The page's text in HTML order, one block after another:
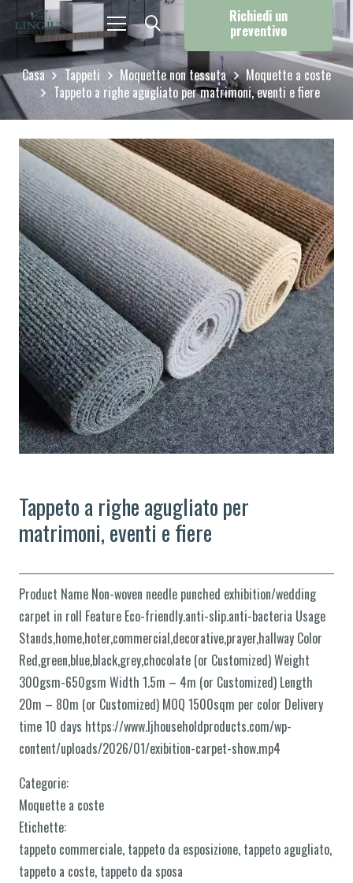
Richiedi un
preventivo
Casa Tappeti Moquette non tessuta
Moquette a coste
Tappeto a righe agugliato per matrimoni, eventi e fiere
Tappeto a righe agugliato per
matrimoni, eventi e fiere
Product Name Non-woven needle punched exhibition/wedding
carpet in roll Feature Eco-friendly.anti-slip.anti-bacteria Usage
Stands,home,hoter,commercial,decorative,prayer,hallway Color
Red,green,blue,black,grey,chocolate (or Customized) Weight
300gsm-650gsm Width 1.5m – 4m (or Customized) Length
20m – 80m (or Customized) MOQ 1500sqm per color Delivery
time 10 days https://www.ljhouseholdproducts.com/wp-
content/uploads/2026/01/exibition-carpet-show.mp4
Categorie:
Moquette a coste
Etichette:
tappeto commerciale, tappeto da esposizione, tappeto agugliato,
tappeto a coste, tappeto da sposa